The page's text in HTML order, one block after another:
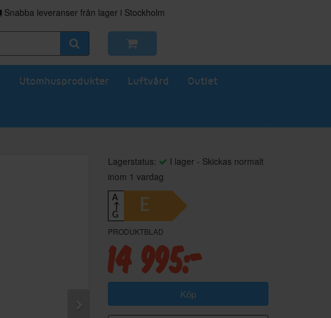
Snabba leveranser från lager i Stockholm
Utomhusprodukter Luftvård Outlet
Lagerstatus:
I lager - Skickas normalt
inom 1 vardag
A
↑
G
E
PRODUKTBLAD
14 995:-
Köp